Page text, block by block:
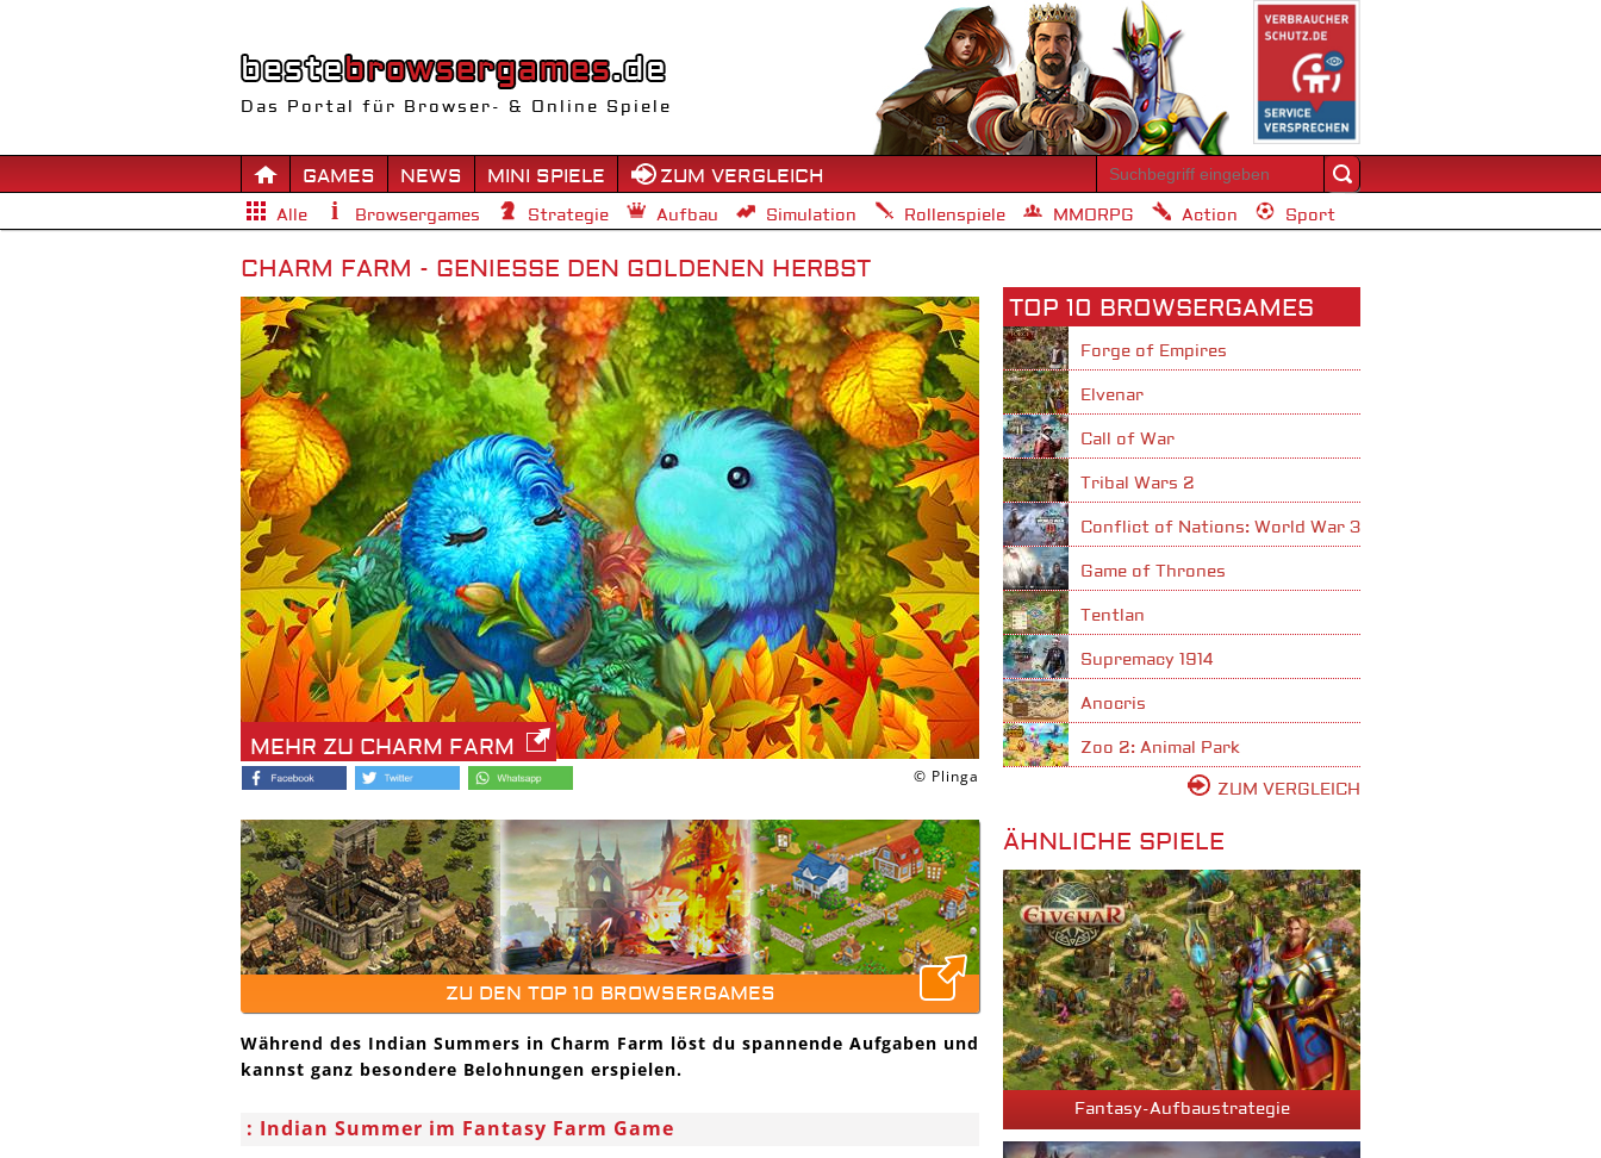
Das Portal für Browser- & Online Spiele
GAMES NEWS MINI SPIELE ZUM VERGLEICH
Alle Browsergames Strategie Aufbau Simulation Rollenspiele MMORPG Action Sport
CHARM FARM - GENIESSE DEN GOLDENEN HERBST
MEHR ZU CHARM FARM
© Plinga
ZU DEN TOP 10 BROWSERGAMES
Während des Indian Summers in Charm Farm löst du spannende Aufgaben und
kannst ganz besondere Belohnungen erspielen.
Indian Summer im Fantasy Farm Game
TOP 10 BROWSERGAMES
Forge of Empires
Elvenar
Call of War
Tribal Wars 2
Conflict of Nations: World War 3
Game of Thrones
Tentlan
Supremacy 1914
Anocris
Zoo 2: Animal Park
ZUM VERGLEICH
ÄHNLICHE SPIELE
Fantasy-Aufbaustrategie